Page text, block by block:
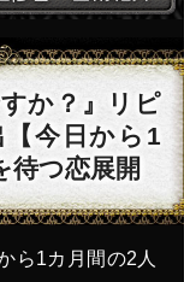
すか？』リピ
【今日から1
待つ恋展開
ら1カ月間の2人